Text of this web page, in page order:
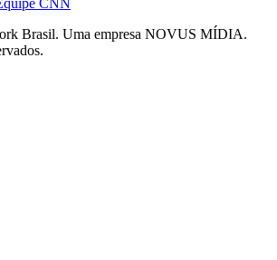
Brasil. Uma empresa NOVUS MÍDIA.